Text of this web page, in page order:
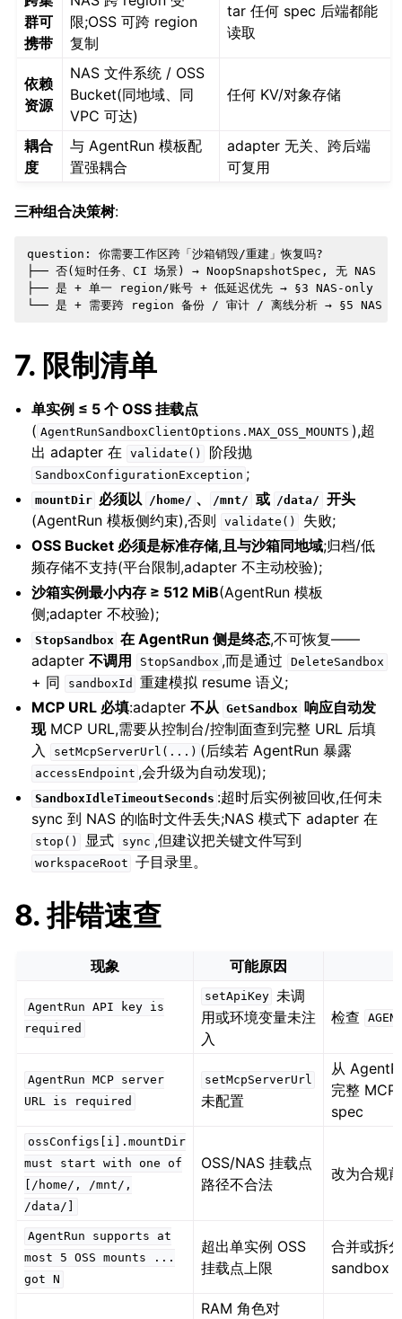
群可
携带
限;OSS 可跨 region
复制
tar 任何 spec 后端都能
读取
依赖
资源
NAS 文件系统 / OSS
Bucket(同地域、同
VPC 可达)
任何 KV/对象存储
耦合
度
与 AgentRun 模板配
置强耦合
adapter 无关、跨后端
可复用
三种组合决策树:
question: 你需要工作区跨「沙箱销毁/重建」恢复吗?
├── 否(短时任务、CI 场景) → NoopSnapshotSpec, 无 NAS  →
├── 是 + 单一 region/账号 + 低延迟优先 → §3 NAS-only
7. 限制清单
单实例 ≤ 5 个 OSS 挂载点
( AgentRunSandboxClientOptions.MAX_OSS_MOUNTS ),超
出 adapter 在
validate() 阶段抛
SandboxConfigurationException ;
mountDir 必须以 /home/ 、 /mnt/ 或 /data/ 开头
(AgentRun 模板侧约束),否则
validate()
失败;
OSS Bucket 必须是标准存储,且与沙箱同地域;归档/低
频存储不支持(平台限制,adapter 不主动校验);
沙箱实例最小内存 ≥ 512 MiB(AgentRun 模板
侧;adapter 不校验);
StopSandbox 在 AgentRun 侧是终态,不可恢复——
adapter不调用 StopSandbox ,而是通过 DeleteSandbox
+ 同 sandboxId
重建模拟 resume 语义;
MCP URL 必填:adapter不从 GetSandbox 响应自动发
现MCP URL,需要从控制台/控制面查到完整 URL 后填
入
setMcpServerUrl(...) (后续若 AgentRun 暴露
accessEndpoint ,会升级为自动发现);
SandboxIdleTimeoutSeconds :超时后实例被回收,任何未
sync 到 NAS 的临时文件丢失;NAS 模式下 adapter 在
stop() 显式 sync ,但建议把关键文件写到
workspaceRoot 子目录里。
8. 排错速查
现象 可能原因
AgentRun API key
is
required
setApiKey
未调
用或环境变量未注
入
检查
AgentRun MCP
server
URL is required
setMcpServerUrl
未配置
从
完整 MCP
spec
ossConfigs[i].mountDir
must
start with one
of
[/home/,
/mnt/,
/data/]
OSS/NAS 挂载点
路径不合法
改为合规
AgentRun supports
at
most
5 OSS mounts
...
got
N
超出单实例 OSS
挂载点上限
合并或拆
sandbox
RAM 角色对